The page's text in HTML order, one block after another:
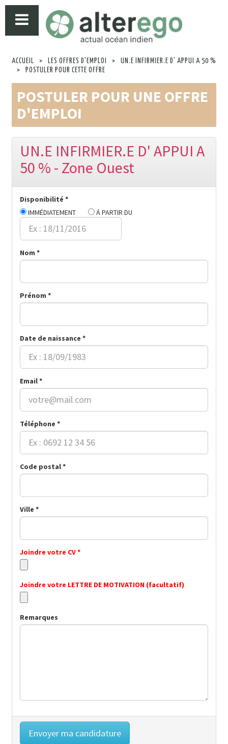
ACCUEIL > LES OFFRES D'EMPLOI >
UN.E INFIRMIER.E D' APPUI A 50 %
>
POSTULER POUR CETTE OFFRE
POSTULER POUR UNE OFFRE
D'EMPLOI
UN.E INFIRMIER.E D' APPUI A
50 % - Zone Ouest
Disponibilité *
IMMÉDIATEMENT
Á PARTIR DU
Nom *
Prénom *
Date de naissance *
Email *
Téléphone *
Code postal *
Ville *
Joindre votre CV *
Joindre votre LETTRE DE MOTIVATION (facultatif)
Remarques